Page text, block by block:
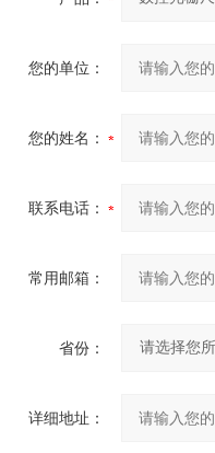
您的单位：
您的姓名：
联系电话：
常用邮箱：
省份：
详细地址：